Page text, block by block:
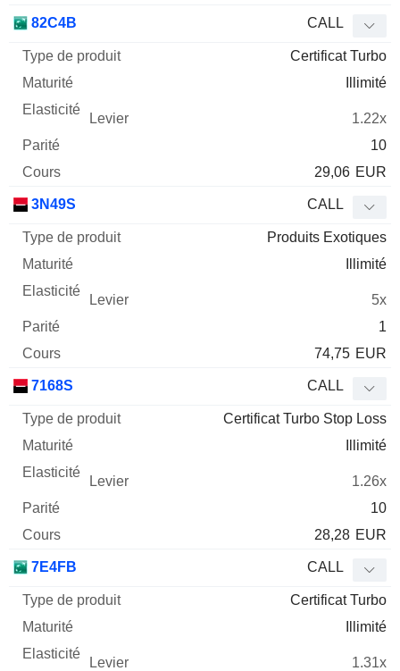
82C4B CALL
Certificat Turbo
Illimité
1.22x
10
29,06 EUR
3N49S CALL
Produits Exotiques
Illimité
5x
1
74,75 EUR
7168S CALL
Certificat Turbo Stop Loss
Illimité
1.26x
10
28,28 EUR
7E4FB CALL
Certificat Turbo
Illimité
1.31x